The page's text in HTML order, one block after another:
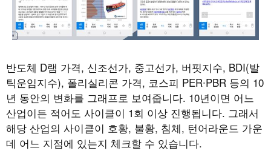
반도체 D램 가격, 신조선가, 중고선가, 버핏지수, BDI(발
틱운임지수), 폴리실리콘 가격, 코스피 PER∙PBR 등의 10
년 동안의 변화를 그래프로 보여줍니다. 10년이면 어느
산업이든 적어도 사이클이 1회 이상 진행됩니다. 그래서
해당 산업의 사이클이 호황, 불황, 침체, 턴어라운드 가운
데 어느 지점에 있는지 체크할 수 있습니다.